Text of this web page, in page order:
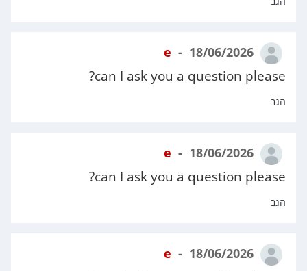
e 18/06/2026
can I ask you a question please?
הגב
e 18/06/2026
can I ask you a question please?
הגב
e 18/06/2026